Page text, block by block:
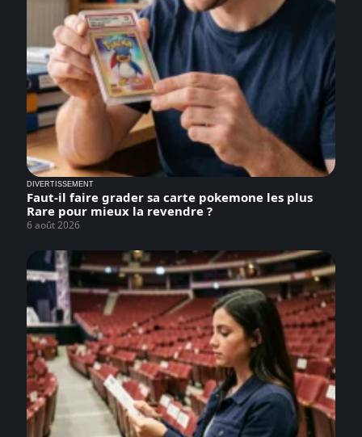
DIVERTISSEMENT
Faut-il faire grader sa carte pokemone les plus
Rare pour mieux la revendre ?
6 août 2026